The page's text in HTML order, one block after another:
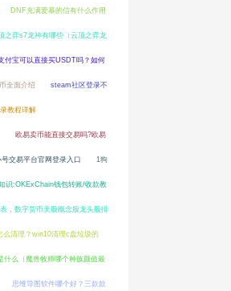
DNF充满爱慕的信有什么作用
之弈s7龙神有哪些（云顶之弈龙
付宝可以直接买USDT吗？如何
全面介绍 steam社区登录不
教程详解
欧易卖币能直接交易吗?欧易
交易平台官网登录入口 1狗
识:OKExChain钱包转账/收款教
，数字货币美股概念股龙头股排
么清理？win10清理c盘垃圾的
什么（魔兽牧师哪个种族颜值最
思维导图软件哪个好？三款款